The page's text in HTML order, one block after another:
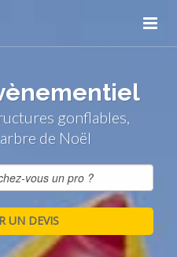
gonflables,
de Noël